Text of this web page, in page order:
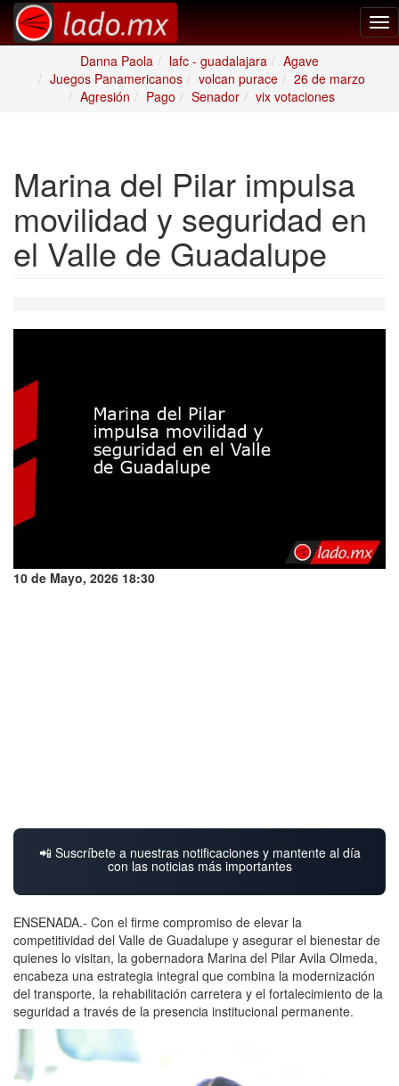
Danna Paola
lafc - guadalajara
Agave
Juegos Panamericanos
volcan purace
26 de marzo
Agresión
Pago Senador vix votaciones
Marina del Pilar impulsa
movilidad y seguridad en
el Valle de Guadalupe
10 de Mayo, 2026 18:30
📲 Suscríbete a nuestras notificaciones y mantente al día
con las noticias más importantes
ENSENADA.- Con el firme compromiso de elevar la
competitividad del Valle de Guadalupe y asegurar el bienestar de
quienes lo visitan, la gobernadora Marina del Pilar Avila Olmeda,
encabeza una estrategia integral que combina la modernización
del transporte, la rehabilitación carretera y el fortalecimiento de la
seguridad a través de la presencia institucional permanente.